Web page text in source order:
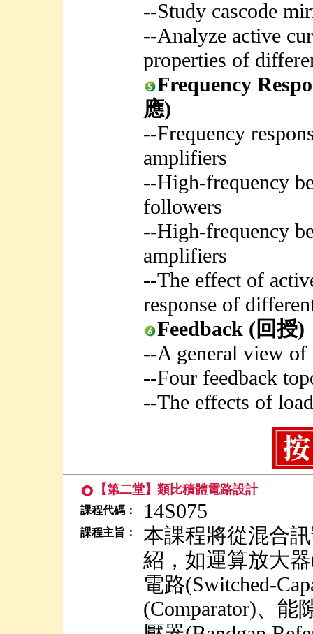
--Study cascode
--Analyze active
properties of
Frequency
應)
--Frequency
amplifiers
--High-frequency
followers
--High-frequency
amplifiers
--The effect of
response of
Feedback (回授)
--A general view of
--Four feedback
--The effects of
【第二堂】類比積體電路設計
課程代碼： 14S075
課程主旨：
本課程將從混合
紹，如運算放大
電路(Switched-
(Comparator)、